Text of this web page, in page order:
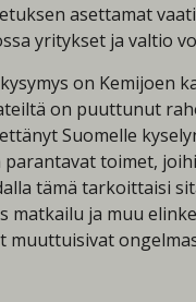
asettamat
yritykset ja valtio
on Kemijoen
on puuttunut
Suomelle
toimet,
tämä tarkoittaisi
matkailu ja muu
muuttuisivat